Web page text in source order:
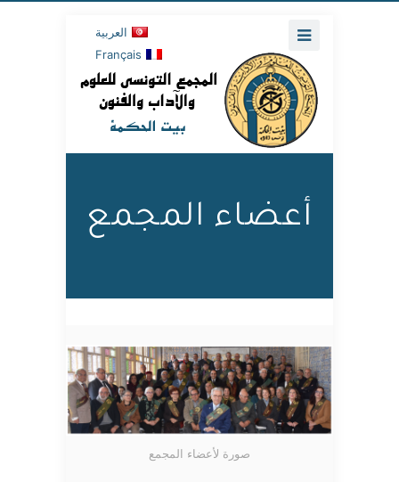
العربية
Français
أعضاء المجمع
صورة لأعضاء المجمع